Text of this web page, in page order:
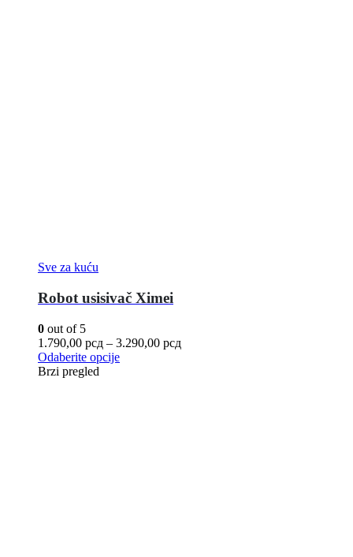
Sve za kuću
Robot usisivač Ximei
0 out of 5
1.790,00 рсд – 3.290,00 рсд
Odaberite opcije
Brzi pregled